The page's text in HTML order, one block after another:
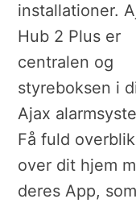
installationer.
Hub 2 Plus er
centralen og
styreboksen i
Ajax
Få fuld overblik
over dit hjem
deres App,